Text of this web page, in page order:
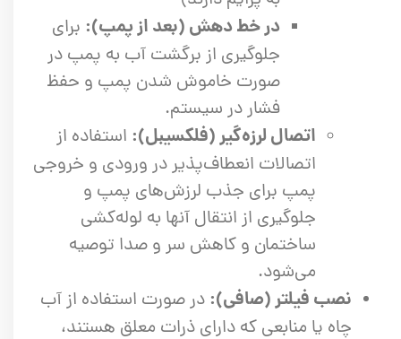
در خط دهش (بعد از پمپ): برای
جلوگیری از برگشت آب به پمپ در
صورت خاموش شدن پمپ و حفظ
فشار در سیستم.
اتصال لرزه‌گیر (فلکسیبل): استفاده از
اتصالات انعطاف‌پذیر در ورودی و خروجی
پمپ برای جذب لرزش‌های پمپ و
جلوگیری از انتقال آنها به لوله‌کشی
ساختمان و کاهش سر و صدا توصیه
می‌شود.
نصب فیلتر (صافی): در صورت استفاده از آب
چاه یا منابعی که دارای ذرات معلق هستند،